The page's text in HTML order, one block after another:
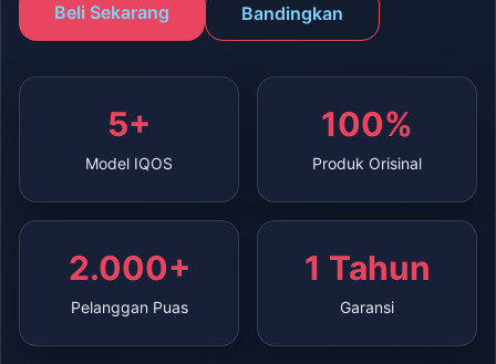
Beli Sekarang Bandingkan
5+
Model IQOS
100%
Produk Orisinal
2.000+
Pelanggan Puas
1 Tahun
Garansi